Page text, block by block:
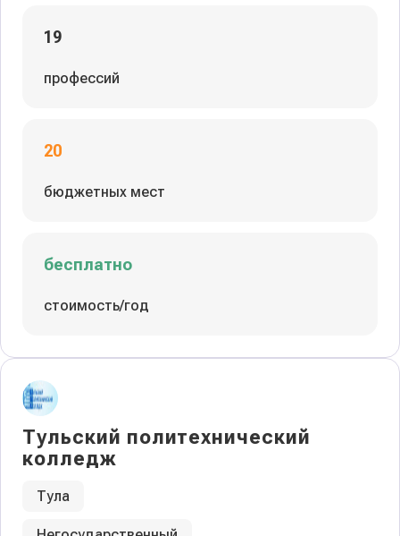
19
профессий
20
бюджетных мест
бесплатно
стоимость/год
Тульский политехнический
колледж
Тула